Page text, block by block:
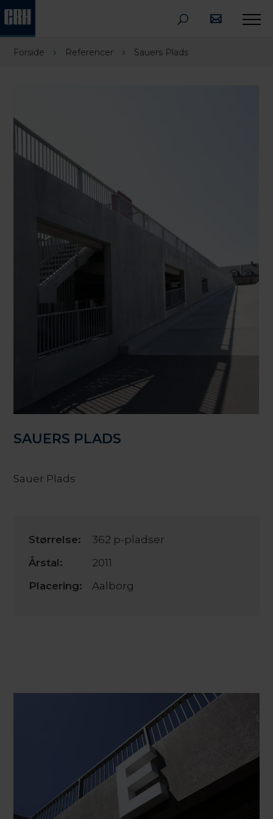
Forside › Referencer › Sauers Plads
SAUERS PLADS
Sauer Plads
Størrelse:
362 p-pladser
Årstal:
2011
Placering:
Aalborg